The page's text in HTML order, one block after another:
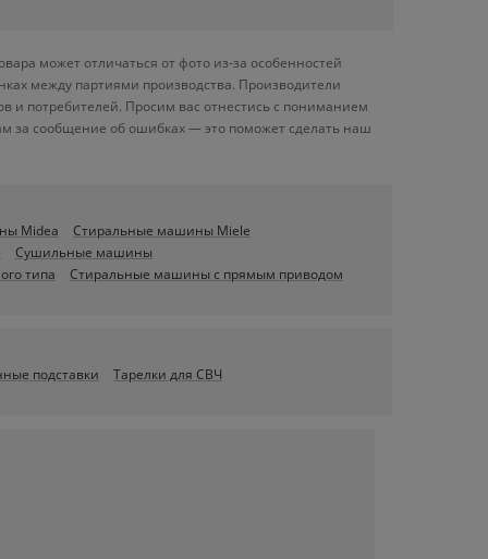
может отличаться от фото из-за особенностей
между партиями производства. Производители
и потребителей. Просим вас отнестись с пониманием
за сообщение об ошибках — это поможет сделать наш
Midea
Стиральные машины Miele
Сушильные машины
типа
Стиральные машины с прямым приводом
подставки
Тарелки для СВЧ